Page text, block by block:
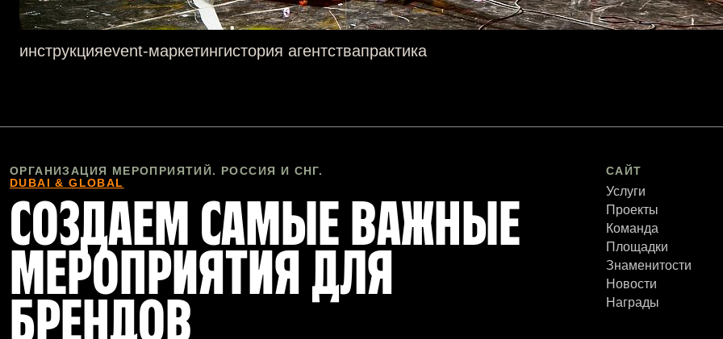
инструкцияevent-маркетингистория агентствапрактика
ОРГАНИЗАЦИЯ МЕРОПРИЯТИЙ. РОССИЯ И СНГ.
DUBAI & GLOBAL
СОЗДАЕМ САМЫЕ ВАЖНЫЕ
МЕРОПРИЯТИЯ ДЛЯ
БРЕНДОВ
САЙТ
Услуги
Проекты
Команда
Площадки
Знаменитости
Новости
Награды